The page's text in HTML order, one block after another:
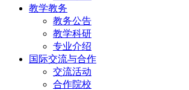
教学教务
教务公告
教学科研
专业介绍
国际交流与合作
交流活动
合作院校